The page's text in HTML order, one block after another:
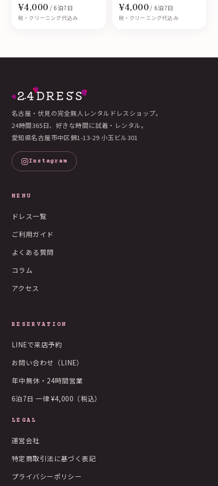
¥4,000 / 6泊7日
税・クリーニング代込み
¥4,000 / 6泊7日
税・クリーニング代込み
名古屋・伏見の完全無人レンタルドレスショップ。
24時間365日、好きな時間に試着・レンタル。
愛知県名古屋市中区錦1-13-29 小玉ビル301
Instagram
MENU
ドレス一覧
ご利用ガイド
よくある質問
コラム
アクセス
RESERVATION
LINEで来店予約
お問い合わせ（LINE）
年中無休・24時間営業
6泊7日 一律 ¥4,000（税込）
LEGAL
運営会社
特定商取引法に基づく表記
プライバシーポリシー